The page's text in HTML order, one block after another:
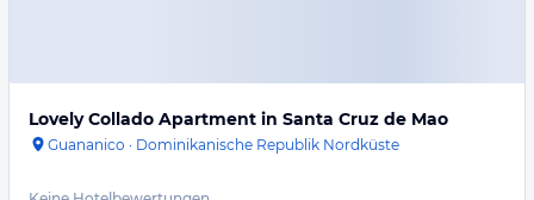
Lovely Collado Apartment in Santa Cruz de Mao
Guananico · Dominikanische Republik Nordküste